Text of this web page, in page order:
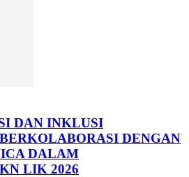
DAN INKLUSI
DENGAN
DALAM
LIK 2026